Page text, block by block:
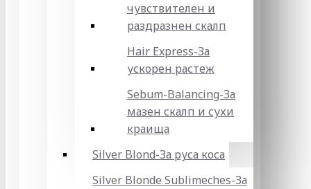
чувствителен и
раздразнен скалп
Hair Express-За
ускорен растеж
Sebum-Balancing-За
мазен скалп и сухи
краища
Silver Blond-За руса коса
Silver Blonde Sublіmeches-За